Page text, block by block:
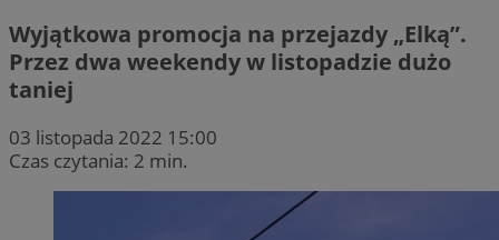
Wyjątkowa promocja na przejazdy „Elką”.
Przez dwa weekendy w listopadzie dużo
taniej
03 listopada 2022 15:00
Czas czytania: 2 min.